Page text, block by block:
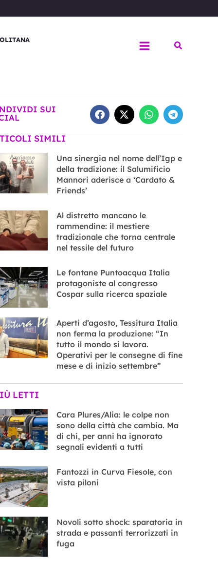
Cerca
SUI
SIMILI
Una sinergia nel nome dell’Igp e
della tradizione: il Salumificio
Mannori aderisce a ‘Cardato &
Friends’
Al distretto mancano le
rammendine: il mestiere
tradizionale che torna centrale
nel tessile del futuro
Le fontane Puntoacqua Italia
protagoniste al congresso
Cospar sulla ricerca spaziale
Aperti d’agosto, Tessitura Italia
non ferma la produzione: “In
tutto il mondo si lavora.
Operativi per le consegne di fine
mese e di inizio settembre”
LETTI
Cara Plures/Alia: le colpe non
sono della città che cambia. Ma
di chi, per anni ha ignorato
segnali evidenti a tutti
Fantozzi in Curva Fiesole, con
vista piloni
Novoli sotto shock: sparatoria in
strada e passanti terrorizzati in
fuga